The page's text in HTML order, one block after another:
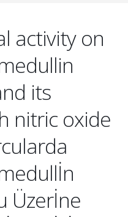
activity on
its
nitric oxide
Üzerİne